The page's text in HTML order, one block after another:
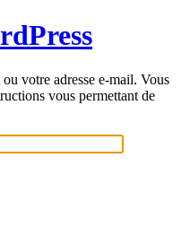
votre adresse e-mail. Vous
vous permettant de